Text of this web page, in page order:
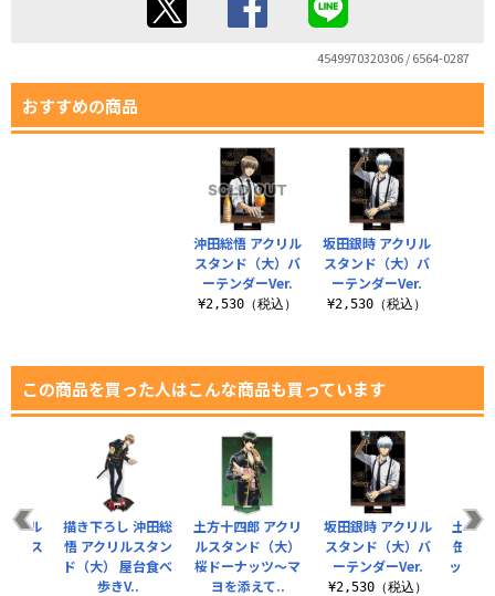
4549970320306 / 6564-0287
おすすめの商品
沖田総悟 アクリル
スタンド（大）バ
ーテンダーVer.
¥2,530（税込）
坂田銀時 アクリル
スタンド（大）バ
ーテンダーVer.
¥2,530（税込）
この商品を買った人はこんな商品も買っています
土方十四郎 アクリ
ルスタンド（大）
桜ドーナッツ～マ
ヨを添えて..
坂田銀時 アクリル
スタンド（大）バ
ーテンダーVer.
¥2,530（税込）
土方
缶バ
ッツ～
リル
） ス
描き下ろし 沖田総
悟 アクリルスタン
ド（大） 屋台食べ
歩きV..